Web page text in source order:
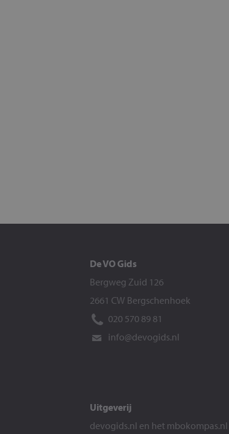
De VO Gids
Bergweg Zuid 126
2661 CW Bergschenhoek
020 570 89 81
info@devogids.nl
Uitgeverij
devogids.nl en het mbokompas.nl